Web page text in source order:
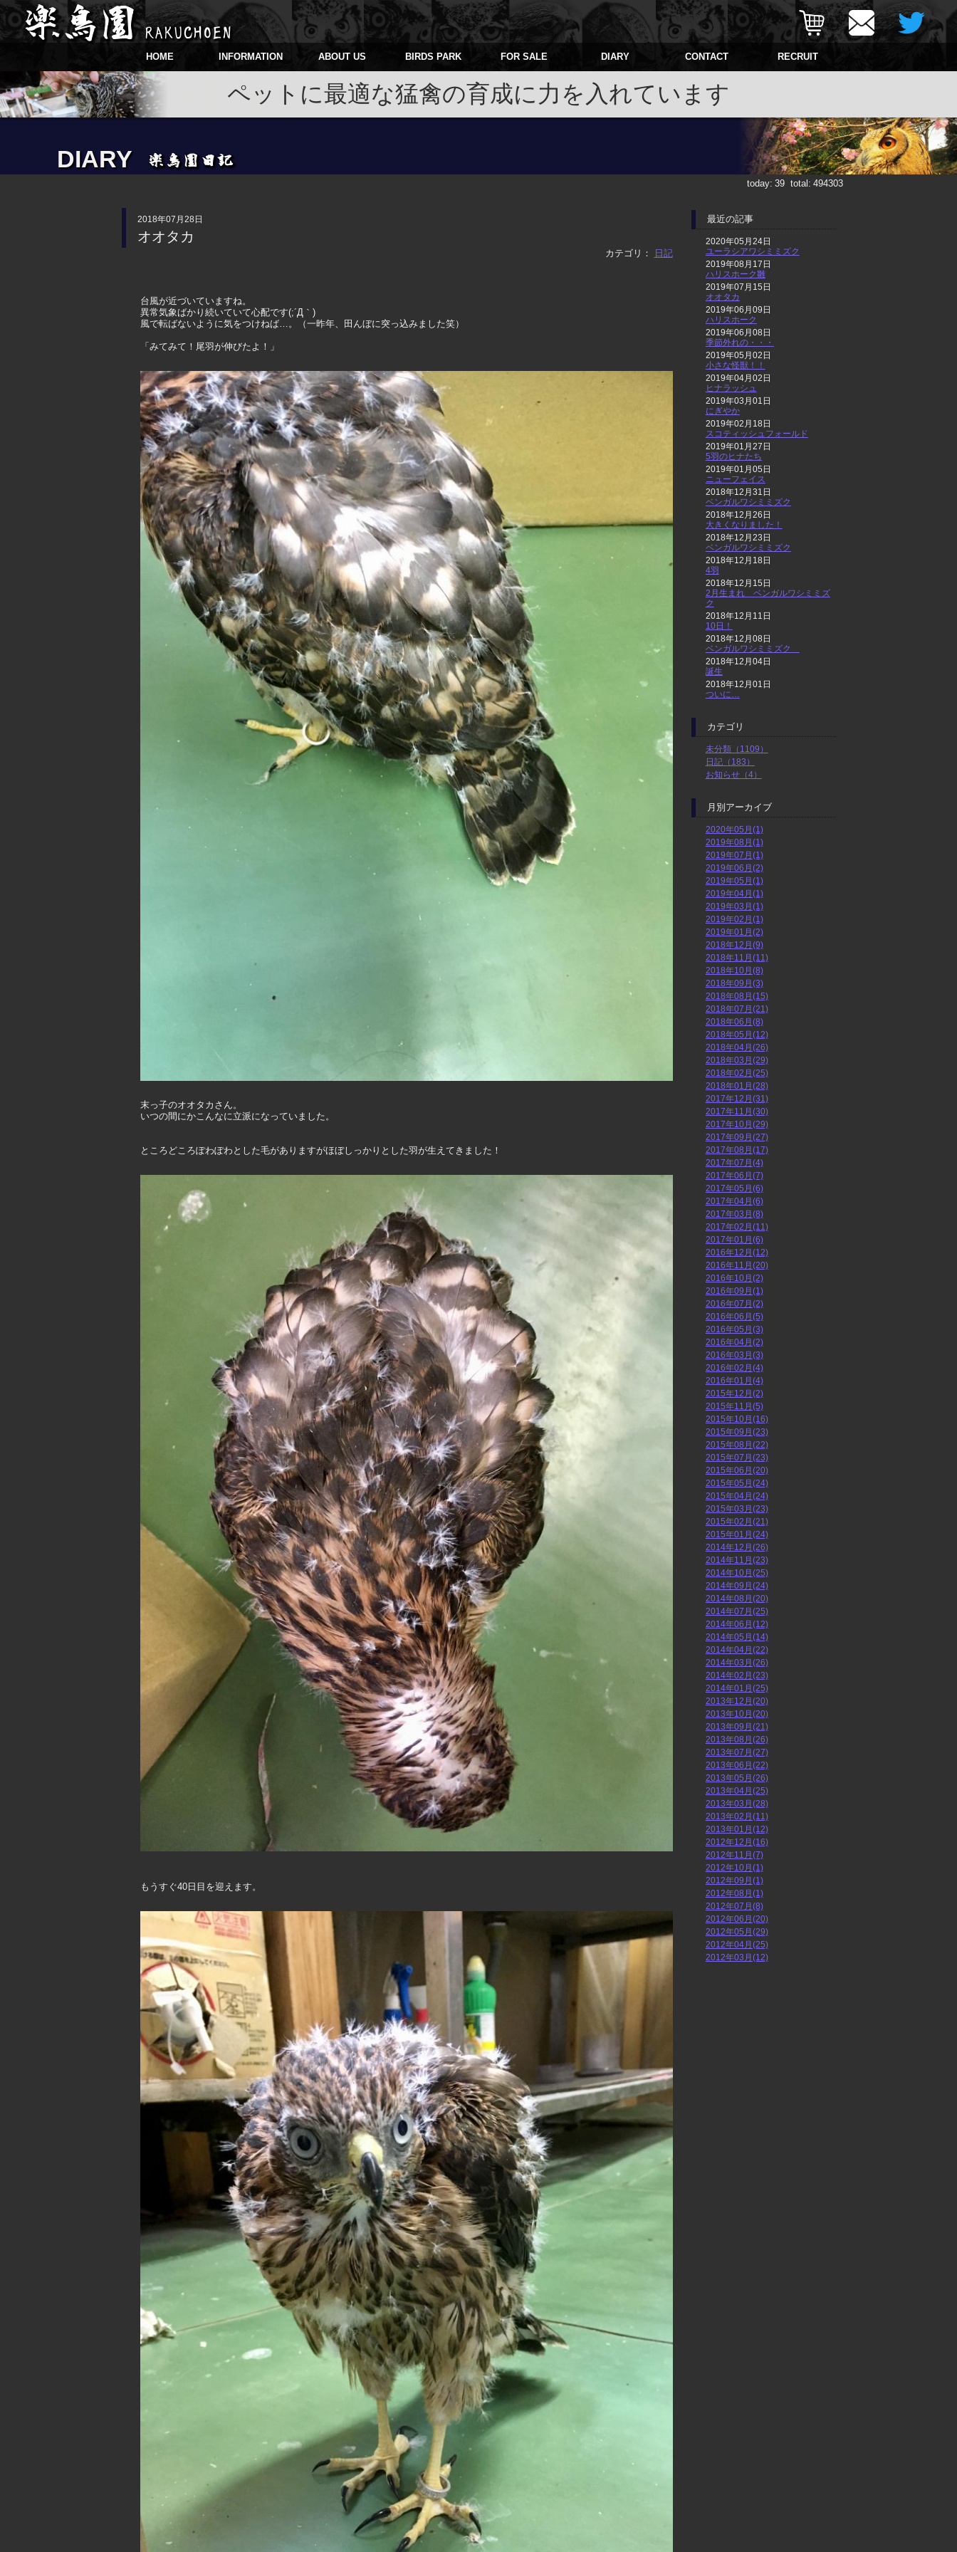
HOME INFORMATION ABOUT US BIRDS PARK FOR SALE DIARY CONTACT RECRUIT
ペットに最適な猛禽の育成に力を入れています
DIARY
today: 39 total: 494303
2018年07月28日
オオタカ
カテゴリ： 日記
台風が近づいていますね。
異常気象ばかり続いていて心配です(;´Д｀)
風で転ばないように気をつけねば…。（一昨年、田んぼに突っ込みました笑）
「みてみて！尾羽が伸びたよ！」
末っ子のオオタカさん。
いつの間にかこんなに立派になっていました。
ところどころぽわぽわとした毛がありますがほぼしっかりとした羽が生えてきました！
もうすぐ40日目を迎えます。
最近の記事
2020年05月24日
ユーラシアワシミミズク
2019年08月17日
ハリスホーク雛
2019年07月15日
オオタカ
2019年06月09日
ハリスホーク
2019年06月08日
季節外れの・・・
2019年05月02日
小さな怪獣！！
2019年04月02日
ヒナラッシュ
2019年03月01日
にぎやか
2019年02月18日
スコティッシュフォールド
2019年01月27日
5羽のヒナたち
2019年01月05日
ニューフェイス
2018年12月31日
ベンガルワシミミズク
2018年12月26日
大きくなりました！
2018年12月23日
ベンガルワシミミズク
2018年12月18日
4羽
2018年12月15日
2月生まれ ベンガルワシミミズ
ク
2018年12月11日
10日！
2018年12月08日
ベンガルワシミミズク
2018年12月04日
誕生
2018年12月01日
ついに…
カテゴリ
未分類（1109）
日記（183）
お知らせ（4）
月別アーカイブ
2020年05月(1)
2019年08月(1)
2019年07月(1)
2019年06月(2)
2019年05月(1)
2019年04月(1)
2019年03月(1)
2019年02月(1)
2019年01月(2)
2018年12月(9)
2018年11月(11)
2018年10月(8)
2018年09月(3)
2018年08月(15)
2018年07月(21)
2018年06月(8)
2018年05月(12)
2018年04月(26)
2018年03月(29)
2018年02月(25)
2018年01月(28)
2017年12月(31)
2017年11月(30)
2017年10月(29)
2017年09月(27)
2017年08月(17)
2017年07月(4)
2017年06月(7)
2017年05月(6)
2017年04月(6)
2017年03月(8)
2017年02月(11)
2017年01月(6)
2016年12月(12)
2016年11月(20)
2016年10月(2)
2016年09月(1)
2016年07月(2)
2016年06月(5)
2016年05月(3)
2016年04月(2)
2016年03月(3)
2016年02月(4)
2016年01月(4)
2015年12月(2)
2015年11月(5)
2015年10月(16)
2015年09月(23)
2015年08月(22)
2015年07月(23)
2015年06月(20)
2015年05月(24)
2015年04月(24)
2015年03月(23)
2015年02月(21)
2015年01月(24)
2014年12月(26)
2014年11月(23)
2014年10月(25)
2014年09月(24)
2014年08月(20)
2014年07月(25)
2014年06月(12)
2014年05月(14)
2014年04月(22)
2014年03月(26)
2014年02月(23)
2014年01月(25)
2013年12月(20)
2013年10月(20)
2013年09月(21)
2013年08月(26)
2013年07月(27)
2013年06月(22)
2013年05月(26)
2013年04月(25)
2013年03月(28)
2013年02月(11)
2013年01月(12)
2012年12月(16)
2012年11月(7)
2012年10月(1)
2012年09月(1)
2012年08月(1)
2012年07月(8)
2012年06月(20)
2012年05月(29)
2012年04月(25)
2012年03月(12)